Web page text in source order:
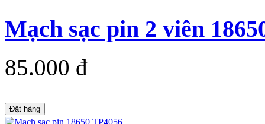
Mạch sạc pin 2 viên
85.000 đ
Đặt hàng